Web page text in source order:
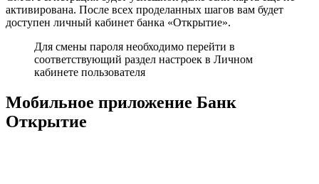
активирована. После всех проделанных шагов вам будет
доступен личный кабинет банка «Открытие».
Для смены пароля необходимо перейти в
соответствующий раздел настроек в Личном
кабинете пользователя
Мобильное приложение Банк
Открытие